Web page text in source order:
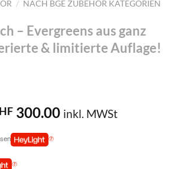
/ NACH BGE ZUBEHÖR KATEGORIEN
– Evergreens aus ganz
& limitierte Auflage!
375.00
300.00Aktueller
inkl. MWSt